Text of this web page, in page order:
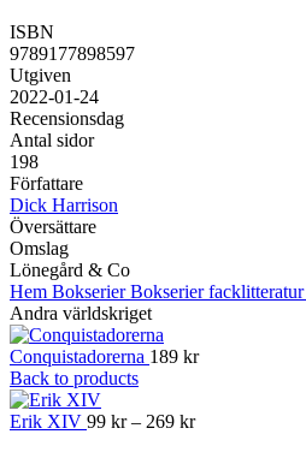
ISBN
9789177898597
Utgiven
2022-01-24
Recensionsdag
Antal sidor
198
Författare
Dick Harrison
Översättare
Omslag
Lönegård & Co
Hem BokserierBokserier facklitteratur
Andra världskriget
Conquistadorerna 189 kr
Back to products
Erik XIV 99 kr – 269 krPrisintervall: